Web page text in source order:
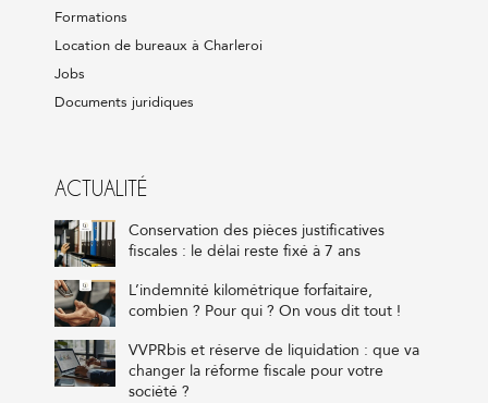
Formations
Location de bureaux à Charleroi
Jobs
Documents juridiques
ACTUALITÉ
Conservation des pièces justificatives
fiscales : le délai reste fixé à 7 ans
L’indemnité kilométrique forfaitaire,
combien ? Pour qui ? On vous dit tout !
VVPRbis et réserve de liquidation : que va
changer la réforme fiscale pour votre
société ?